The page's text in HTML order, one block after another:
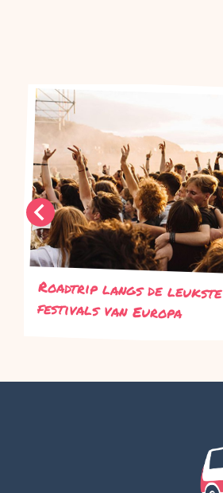
Roadtrip langs de leukste
festivals van Europa